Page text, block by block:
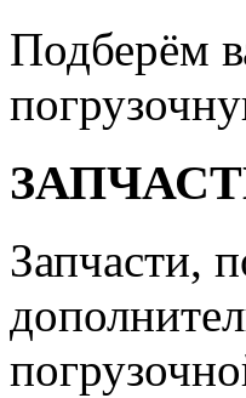
Подберём
Запчасти,